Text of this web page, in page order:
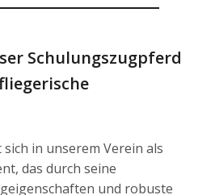
Schulungszugpferd
sich in unserem Verein als
das durch seine
und robuste